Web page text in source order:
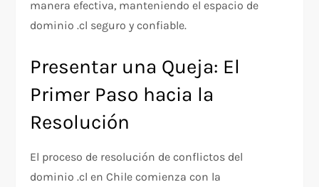
manera efectiva, manteniendo el espacio de
dominio .cl seguro y confiable.
Presentar una Queja: El
Primer Paso hacia la
Resolución
El proceso de resolución de conflictos del
dominio .cl en Chile comienza con la